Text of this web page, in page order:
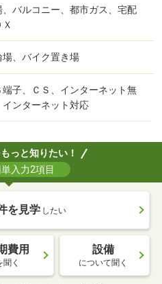
、バルコニー、都市ガス、宅配
場、バイク置き場
端子、ＣＳ、インターネット無
インターネット対応
っと知りたい！
入力2項目
を見学 したい
費用
聞く
設備
について聞く